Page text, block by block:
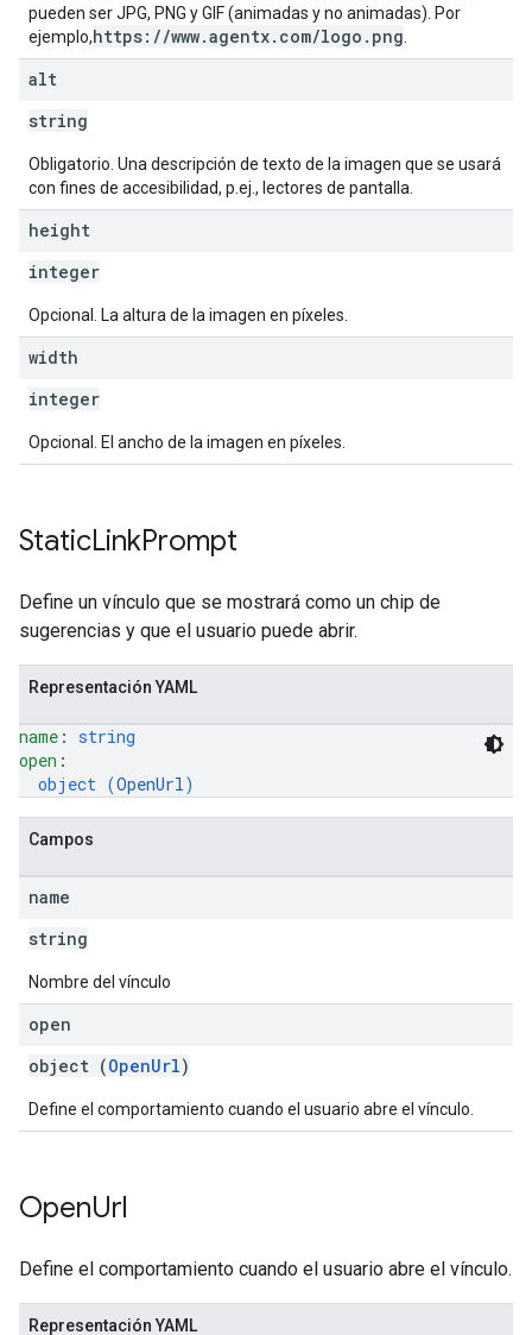
pueden ser JPG, PNG y GIF (animadas y no animadas). Por
ejemplo,https://www.agentx.com/logo.png
alt
string
Obligatorio. Una descripción de texto de la imagen que se usará
con fines de accesibilidad, p.ej., lectores de pantalla.
height
integer
Opcional. La altura de la imagen en píxeles.
width
integer
Opcional. El ancho de la imagen en píxeles.
StaticLinkPrompt
Define un vínculo que se mostrará como un chip de
sugerencias y que el usuario puede abrir.
Representación YAML
name : string
open :
object (OpenUrl)
Campos
name
string
Nombre del vínculo
open
object (OpenUrl)
Define el comportamiento cuando el usuario abre el vínculo.
OpenUrl
Define el comportamiento cuando el usuario abre el vínculo.
Representación YAML